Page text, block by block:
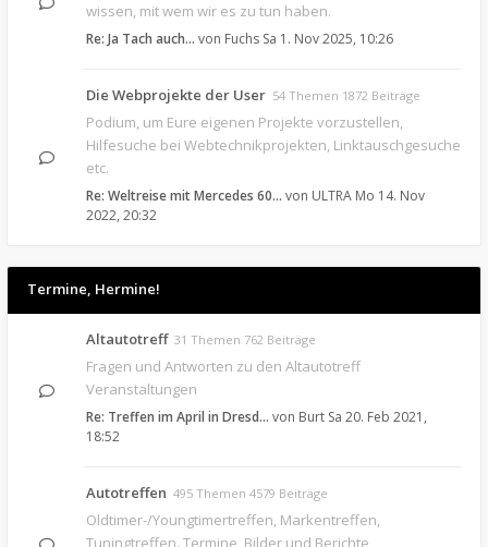
wissen, mit wem wir es zu tun haben.
Re: Ja Tach auch... von Fuchs Sa 1. Nov 2025, 10:26
Die Webprojekte der User 54 Themen 1872 Beiträge
Podium, um Eure eigenen Projekte vorzustellen,
Hilfesuche bei Webtechnikprojekten, Linktauschgesuche
etc.
Re: Weltreise mit Mercedes 60… von ULTRA Mo 14. Nov
2022, 20:32
Termine, Hermine!
Altautotreff 31 Themen 762 Beiträge
Fragen und Antworten zu den Altautotreff
Veranstaltungen
Re: Treffen im April in Dresd… von Burt Sa 20. Feb 2021,
18:52
Autotreffen 495 Themen 4579 Beiträge
Oldtimer-/Youngtimertreffen, Markentreffen,
Tuningtreffen. Termine, Bilder und Berichte